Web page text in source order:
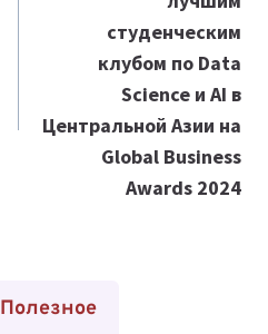
студенческим
клубом по Data
Science и AI в
Центральной Азии на
Global Business
Awards 2024
Полезное